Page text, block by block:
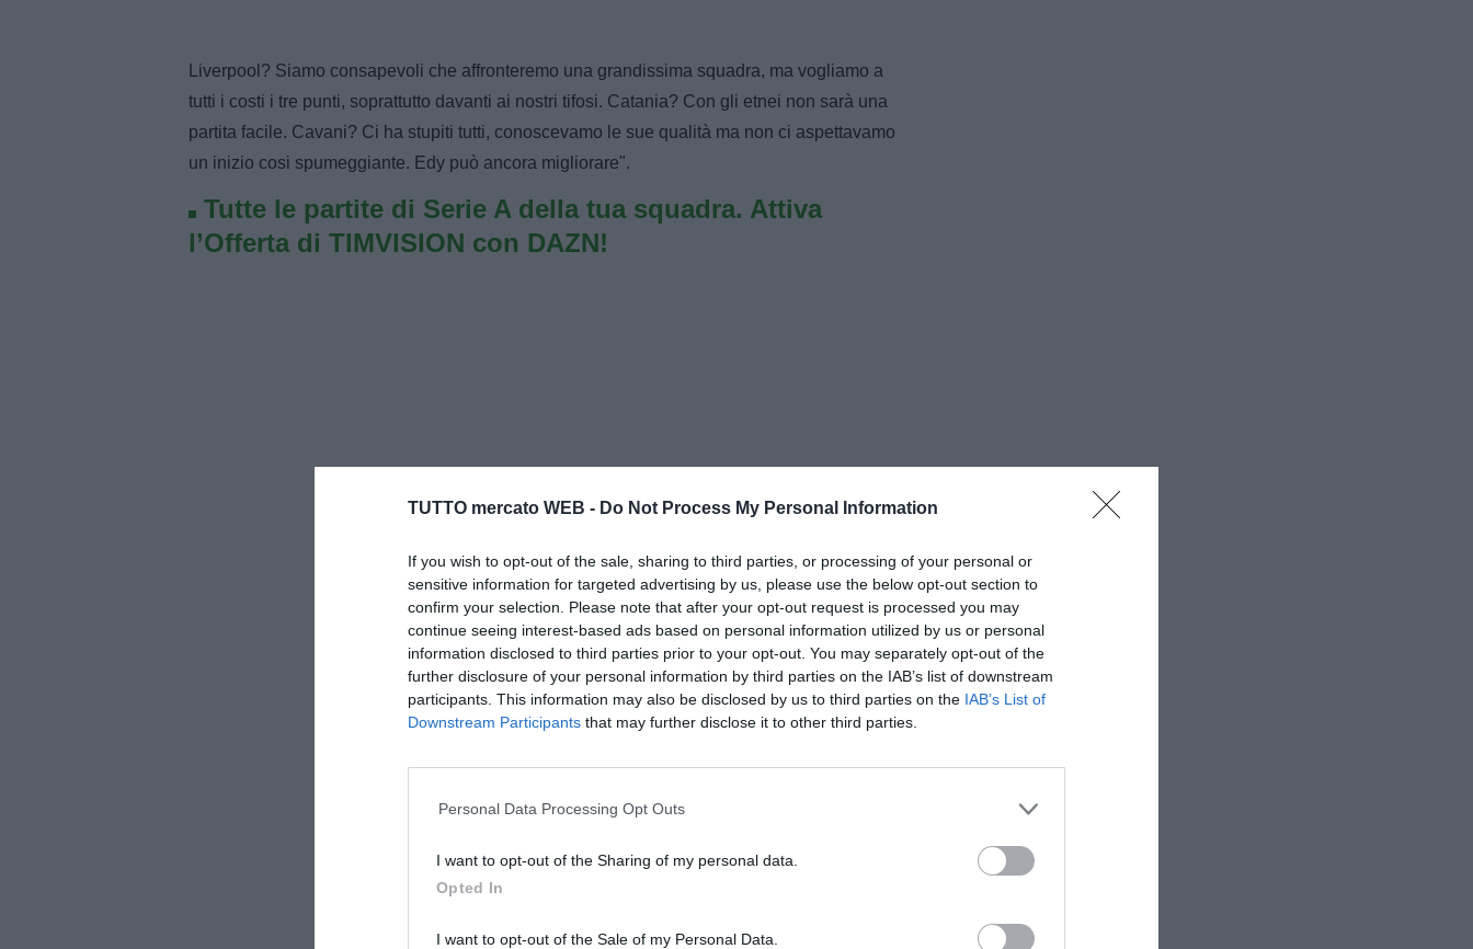
TUTTO mercato WEB - Do Not Process My Personal Information
If you wish to opt-out of the sale, sharing to third parties, or processing of your personal or
sensitive information for targeted advertising by us, please use the below opt-out section to
confirm your selection. Please note that after your opt-out request is processed you may
continue seeing interest-based ads based on personal information utilized by us or personal
information disclosed to third parties prior to your opt-out. You may separately opt-out of the
further disclosure of your personal information by third parties on the IAB’s list of downstream
participants. This information may also be disclosed by us to third parties on the IAB’s List of
Downstream Participants that may further disclose it to other third parties.
Personal Data Processing Opt Outs
I want to opt-out of the Sharing of my personal data.
Opted In
I want to opt-out of the Sale of my Personal Data.
Liverpool? Siamo consapevoli che affronteremo una grandissima squadra, ma vogliamo a
tutti i costi i tre punti, soprattutto davanti ai nostri tifosi. Catania? Con gli etnei non sarà una
partita facile. Cavani? Ci ha stupiti tutti, conoscevamo le sue qualità ma non ci aspettavamo
un inizio cosi spumeggiante. Edy può ancora migliorare".
Tutte le partite di Serie A della tua squadra. Attiva
l’Offerta di TIMVISION con DAZN!